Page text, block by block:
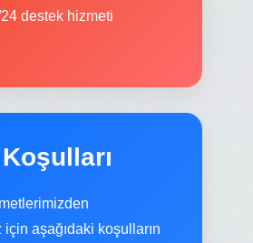
destek hizmeti
aşağıdaki koşulların